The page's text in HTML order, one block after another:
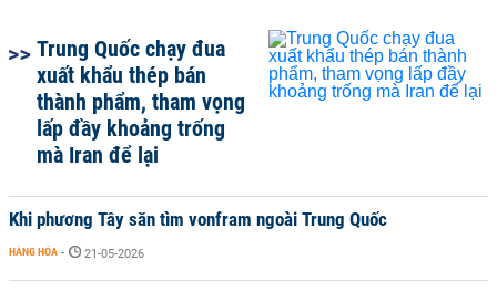
Trung Quốc chạy đua
xuất khẩu thép bán
thành phẩm, tham vọng
lấp đầy khoảng trống
mà Iran để lại
Khi phương Tây săn tìm vonfram ngoài Trung Quốc
HÀNG HÓA - 21-05-2026